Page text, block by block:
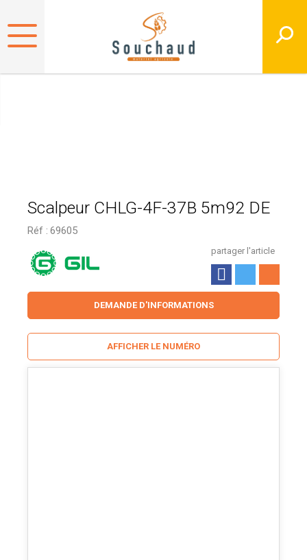
Scalpeur CHLG-4F-37B 5m92 DE
Réf : 69605
partager l'article
DEMANDE D'INFORMATIONS
AFFICHER LE NUMÉRO